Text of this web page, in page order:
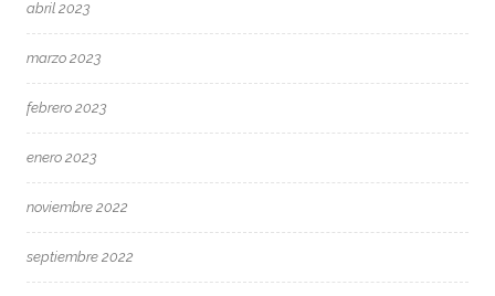
abril 2023
marzo 2023
febrero 2023
enero 2023
noviembre 2022
septiembre 2022